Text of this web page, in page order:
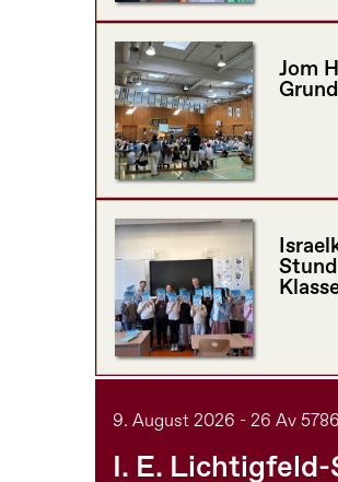
Jom
9. August 2026 - 26 Av 5786
I. E. Lichtigfeld-